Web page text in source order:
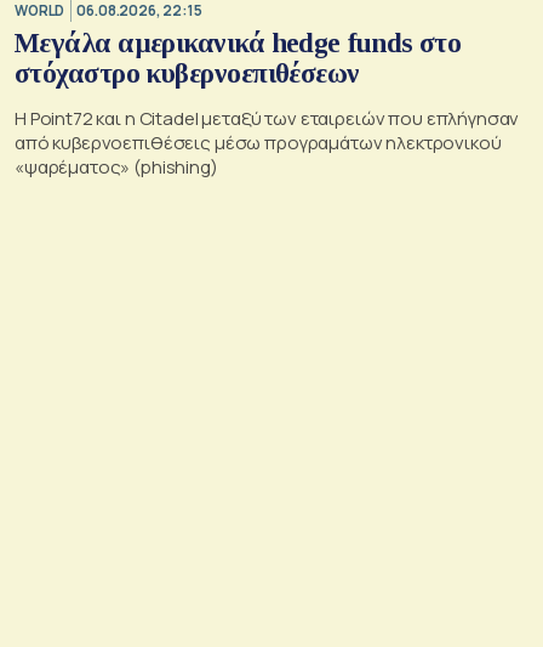
WORLD 06.08.2026, 22:15
Μεγάλα αμερικανικά hedge funds στο
στόχαστρο κυβερνοεπιθέσεων
Η Point72 και η Citadel μεταξύ των εταιρειών που επλήγησαν
από κυβερνοεπιθέσεις μέσω προγραμάτων ηλεκτρονικού
«ψαρέματος» (phishing)